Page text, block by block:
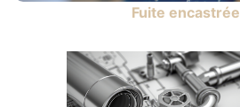
Fuite encastrée